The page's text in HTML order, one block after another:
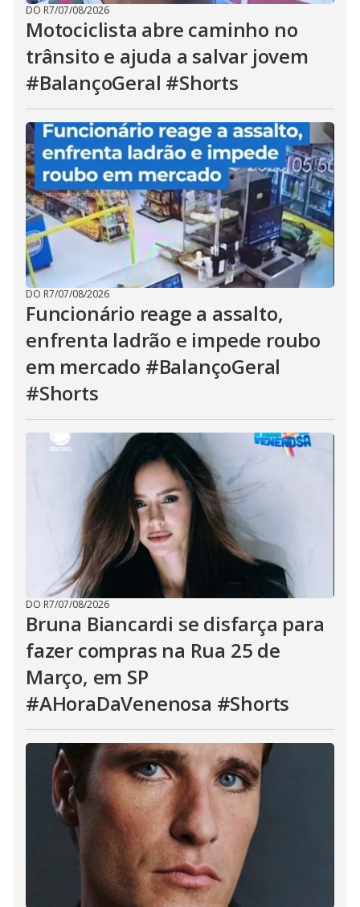
DO R7/07/08/2026
Motociclista abre caminho no
trânsito e ajuda a salvar jovem
#BalançoGeral #Shorts
DO R7/07/08/2026
Funcionário reage a assalto,
enfrenta ladrão e impede roubo
em mercado #BalançoGeral
#Shorts
DO R7/07/08/2026
Bruna Biancardi se disfarça para
fazer compras na Rua 25 de
Março, em SP
#AHoraDaVenenosa #Shorts